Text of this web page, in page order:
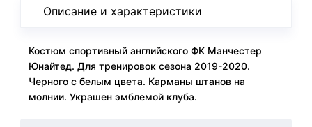
Описание и характеристики
Костюм спортивный английского ФК Манчестер
Юнайтед. Для тренировок сезона 2019-2020.
Черного с белым цвета. Карманы штанов на
молнии. Украшен эмблемой клуба.